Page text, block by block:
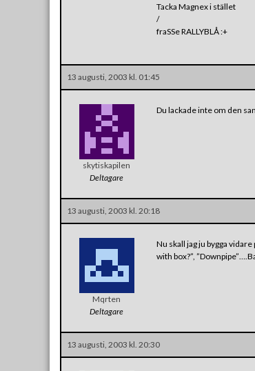
Tacka Magnex i stället
/
fraSSe RALLYBLÅ :+
13 augusti, 2003 kl. 01:45
skytiskapilen
Deltagare
Du lackade inte om den
13 augusti, 2003 kl. 20:18
Mqrten
Deltagare
Nu skall jag ju bygga
with box?”,
13 augusti, 2003 kl. 20:30